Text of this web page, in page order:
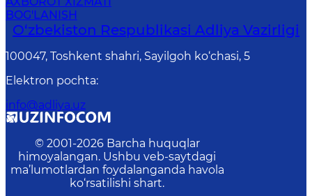
BOG'LANISH
O‘zbekiston Respublikasi Adliya Vazirligi
100047, Toshkent shahri, Sayilgoh ko‘chasi, 5
Elektron pochta:
info@adliya.uz
© 2001-2026 Barcha huquqlar
himoyalangan. Ushbu veb-saytdagi
ma’lumotlardan foydalanganda havola
ko‘rsatilishi shart.